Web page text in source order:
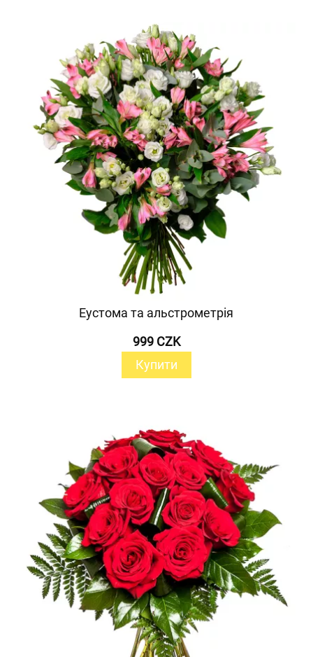
Еустома та альстрометрія
999 CZK
Купити